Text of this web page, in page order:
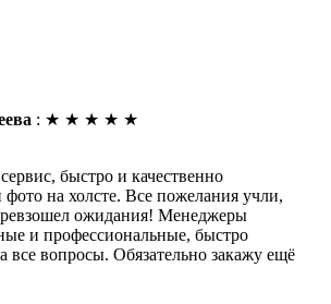
: ★ ★ ★ ★ ★
быстро и качественно
фото на холсте. Все пожелания учли,
ожидания! Менеджеры
и профессиональные, быстро
все вопросы. Обязательно закажу ещё